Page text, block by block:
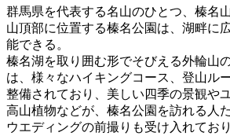
群馬県を代表する名山のひとつ、榛名山
山頂部に位置する榛名公園は、湖畔に
能できる。
榛名湖を取り囲む形でそびえる外輪山
は、様々なハイキングコース、登山ル
整備されており、美しい四季の景観や
高山植物などが、榛名公園を訪れる人
ウエディングの前撮りも受け入れてお